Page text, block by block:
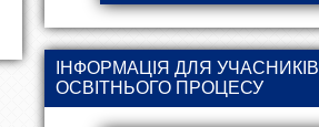
ІНФОРМАЦІЯ ДЛЯ УЧАСНИКІВ
ОСВІТНЬОГО ПРОЦЕСУ